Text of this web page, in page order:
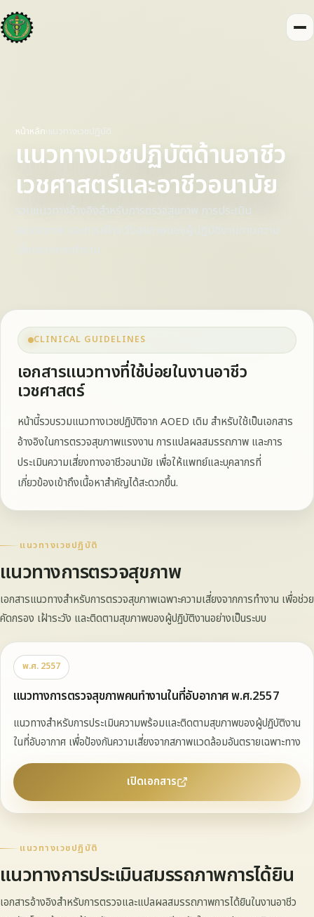
หน้าหลัก›แนวทางเวชปฏิบัติ
แนวทางเวชปฏิบัติด้านอาชีว
เวชศาสตร์และอาชีวอนามัย
รวมแนวทางอ้างอิงสำหรับการตรวจสุขภาพ การประเมิน
สมรรถภาพ และการเฝ้าระวังสุขภาพของผู้ปฏิบัติงานตามความ
CLINICAL GUIDELINES
เอกสารแนวทางที่ใช้บ่อยในงานอาชีว
เวชศาสตร์
หน้านี้รวบรวมแนวทางเวชปฏิบัติจาก AOED เดิม สำหรับใช้เป็นเอกสาร
อ้างอิงในการตรวจสุขภาพแรงงาน การแปลผลสมรรถภาพ และการ
ประเมินความเสี่ยงทางอาชีวอนามัย เพื่อให้แพทย์และบุคลากรที่
เกี่ยวข้องเข้าถึงเนื้อหาสำคัญได้สะดวกขึ้น.
แนวทางเวชปฏิบัติ
แนวทางการตรวจสุขภาพ
เอกสารแนวทางสำหรับการตรวจสุขภาพเฉพาะความเสี่ยงจากการทำงาน เพื่อช่วย
คัดกรอง เฝ้าระวัง และติดตามสุขภาพของผู้ปฏิบัติงานอย่างเป็นระบบ
พ.ศ. 2557
แนวทางการตรวจสุขภาพคนทํางานในที่อับอากาศ พ.ศ.2557
แนวทางสำหรับการประเมินความพร้อมและติดตามสุขภาพของผู้ปฏิบัติงาน
ในที่อับอากาศ เพื่อป้องกันความเสี่ยงจากสภาพแวดล้อมอันตรายเฉพาะทาง
เปิดเอกสาร
แนวทางเวชปฏิบัติ
แนวทางการประเมินสมรรถภาพการได้ยิน
เอกสารอ้างอิงสำหรับการตรวจและแปลผลสมรรถภาพการได้ยินในงานอาชีว